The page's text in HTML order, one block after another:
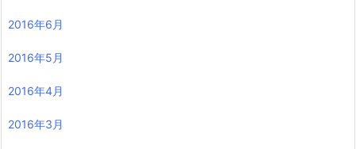
2016年6月
2016年5月
2016年4月
2016年3月